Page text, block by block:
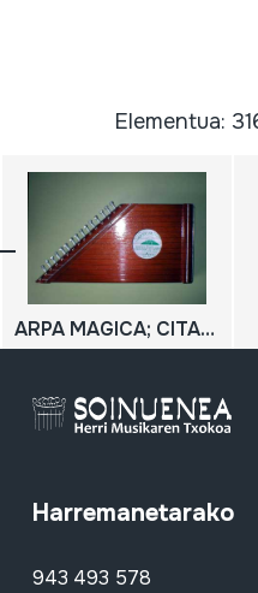
Elementua:
ARPA MAGICA; CITARA
Harremanetarako
943 493 578